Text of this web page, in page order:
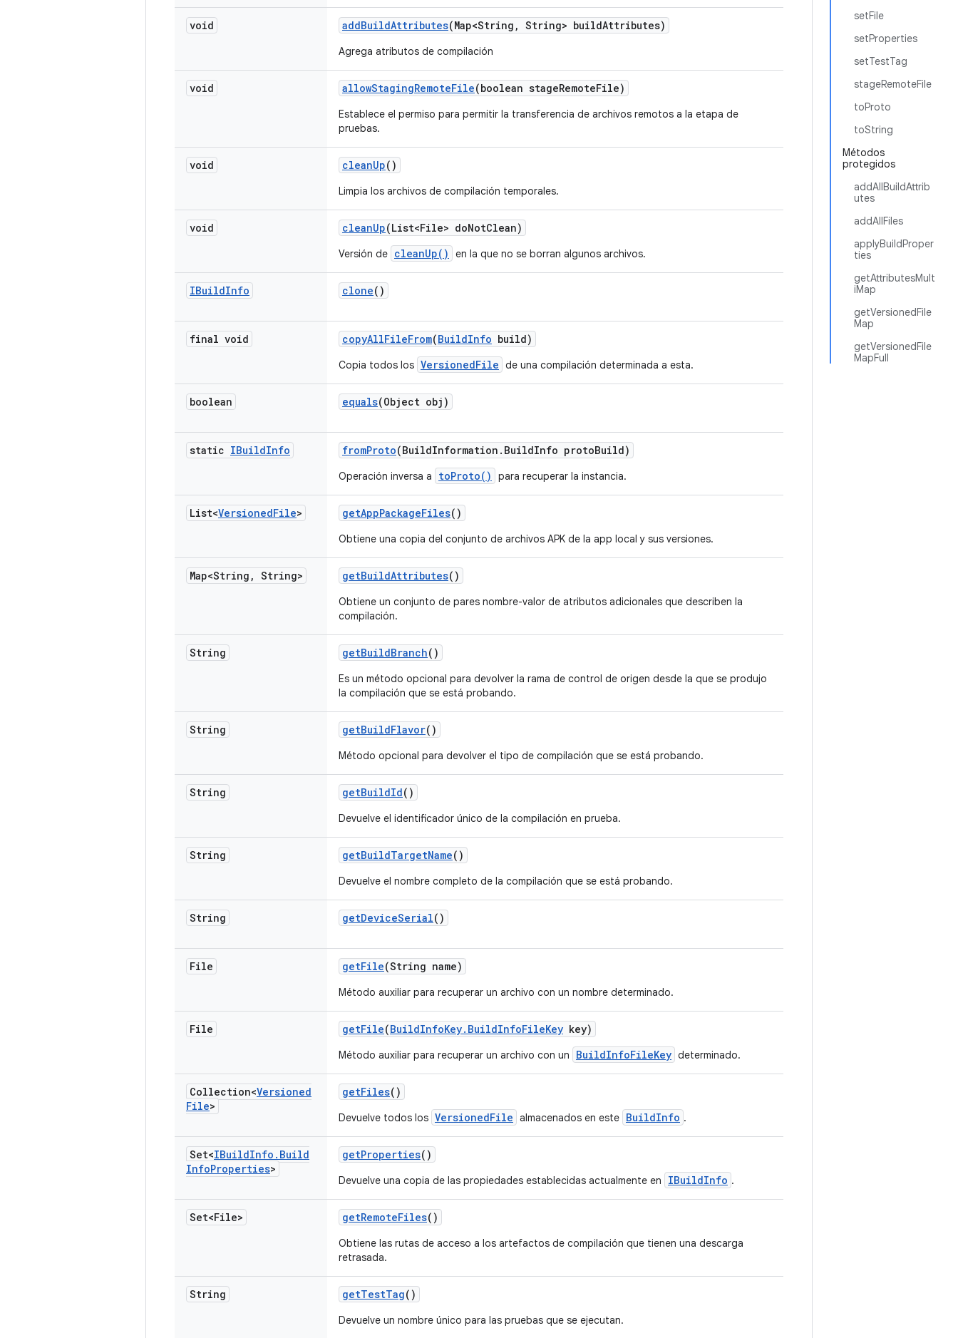
setFile
setProperties
setTestTag
stageRemoteFile
toProto
toString
Métodos
protegidos
addAllBuildAttrib
utes
addAllFiles
applyBuildProper
ties
getAttributesMult
iMap
getVersionedFile
Map
getVersionedFile
MapFull
void addBuildAttributes(Map<String , String> buildAttributes)
Agrega atributos de compilación
void allowStagingRemoteFile(boolean stageRemoteFile)
Establece el permiso para permitir la transferencia de archivos remotos a la etapa de
pruebas.
void cleanUp()
Limpia los archivos de compilación temporales.
void cleanUp(List<File> doNotClean)
Versión de cleanUp() en la que no se borran algunos archivos.
IBuildInfo clone()
final void copyAllFileFrom(BuildInfo build)
Copia todos los VersionedFile de una compilación determinada a esta.
boolean equals(Object obj)
static IBuildInfo fromProto(BuildInformation . BuildInfo protoBuild)
Operación inversa a toProto() para recuperar la instancia.
List<VersionedFile> getAppPackageFiles()
Obtiene una copia del conjunto de archivos APK de la app local y sus versiones.
Map<String , String> getBuildAttributes()
Obtiene un conjunto de pares nombre-valor de atributos adicionales que describen la
compilación.
String getBuildBranch()
Es un método opcional para devolver la rama de control de origen desde la que se produjo
la compilación que se está probando.
String getBuildFlavor()
Método opcional para devolver el tipo de compilación que se está probando.
String getBuildId()
Devuelve el identificador único de la compilación en prueba.
String getBuildTargetName()
Devuelve el nombre completo de la compilación que se está probando.
String getDeviceSerial()
File getFile(String name)
Método auxiliar para recuperar un archivo con un nombre determinado.
File getFile(BuildInfoKey. BuildInfoFileKey key)
Método auxiliar para recuperar un archivo con un BuildInfoFileKey determinado.
Collection<Versioned
File>
getFiles()
Devuelve todos los VersionedFile almacenados en este BuildInfo .
Set<IBuildInfo . Build
InfoProperties>
getProperties()
Devuelve una copia de las propiedades establecidas actualmente en IBuildInfo .
Set<File> getRemoteFiles()
Obtiene las rutas de acceso a los artefactos de compilación que tienen una descarga
retrasada.
String getTestTag()
Devuelve un nombre único para las pruebas que se ejecutan.